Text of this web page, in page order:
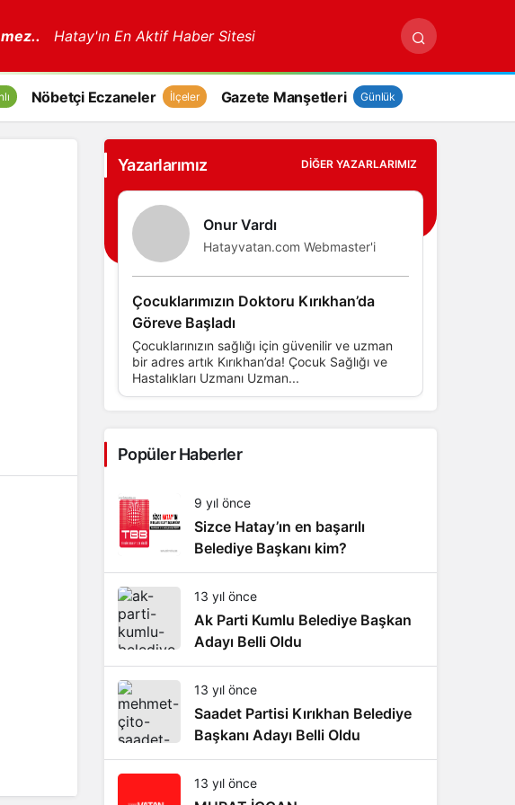
Hatay'ın En Aktif Haber Sitesi
Nöbetçi Eczaneler İlçeler Gazete Manşetleri Günlük
Yazarlarımız DIĞER YAZARLARIMIZ
Onur Vardı
Hatayvatan.com Webmaster'i
Çocuklarımızın Doktoru Kırıkhan’da
Göreve Başladı
Çocuklarınızın sağlığı için güvenilir ve uzman
bir adres artık Kırıkhan’da! Çocuk Sağlığı ve
Hastalıkları Uzmanı Uzman...
Popüler Haberler
9 yıl önce
Sizce Hatay’ın en başarılı
Belediye Başkanı kim?
13 yıl önce
Ak Parti Kumlu Belediye Başkan
Adayı Belli Oldu
13 yıl önce
Saadet Partisi Kırıkhan Belediye
Başkanı Adayı Belli Oldu
13 yıl önce